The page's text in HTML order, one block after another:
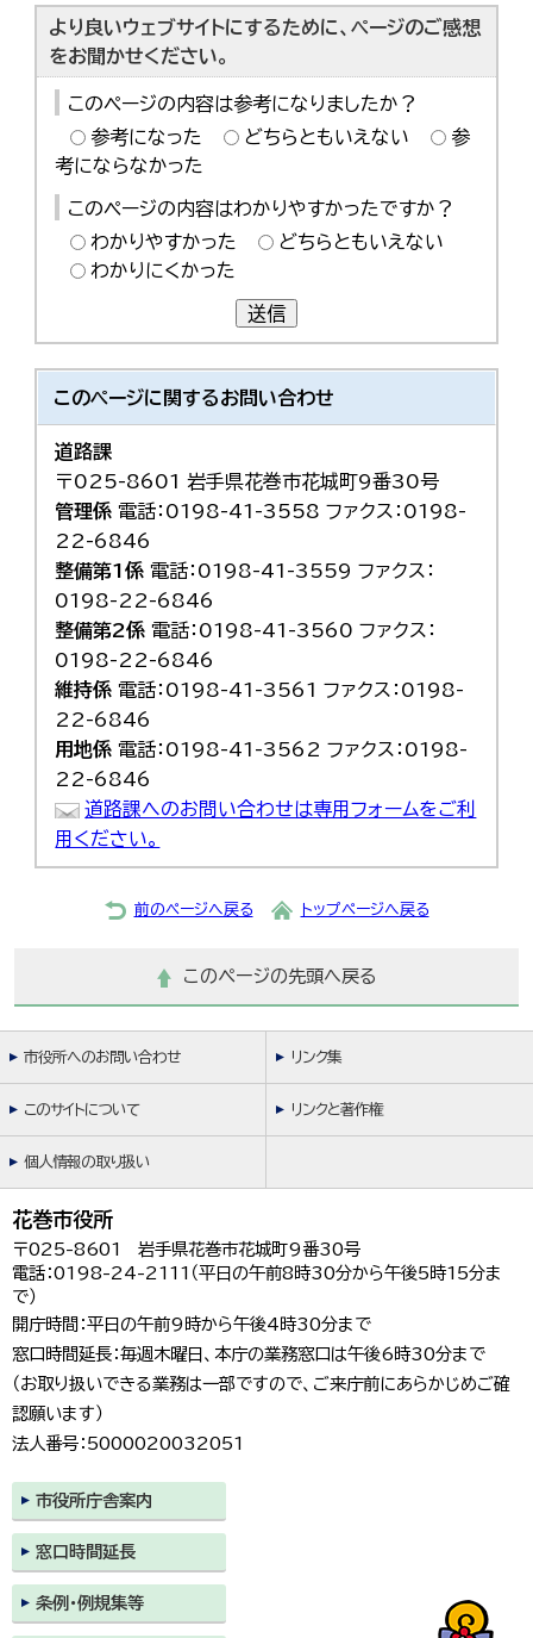
より良いウェブサイトにするために、ページのご感想
をお聞かせください。
このページの内容は参考になりましたか？
参考になった
どちらともいえない
参
考にならなかった
このページの内容はわかりやすかったですか？
わかりやすかった
どちらともいえない
わかりにくかった
送信
このページに関するお問い合わせ
道路課
〒025-8601 岩手県花巻市花城町9番30号
管理係 電話：0198-41-3558 ファクス：0198-
22-6846
整備第1係 電話：0198-41-3559 ファクス：
0198-22-6846
整備第2係 電話：0198-41-3560 ファクス：
0198-22-6846
維持係 電話：0198-41-3561 ファクス：0198-
22-6846
用地係 電話：0198-41-3562 ファクス：0198-
22-6846
道路課へのお問い合わせは専用フォームをご利
用ください。
前のページへ戻る トップページへ戻る
このページの先頭へ戻る
市役所へのお問い合わせ リンク集
このサイトについて リンクと著作権
個人情報の取り扱い
花巻市役所
〒025-8601 岩手県花巻市花城町9番30号
電話：0198-24-2111（平日の午前8時30分から午後5時15分ま
で）
開庁時間：平日の午前9時から午後4時30分まで
窓口時間延長：毎週木曜日、本庁の業務窓口は午後6時30分まで
（お取り扱いできる業務は一部ですので、ご来庁前にあらかじめご確
認願います）
法人番号：5000020032051
市役所庁舎案内
窓口時間延長
条例・例規集等